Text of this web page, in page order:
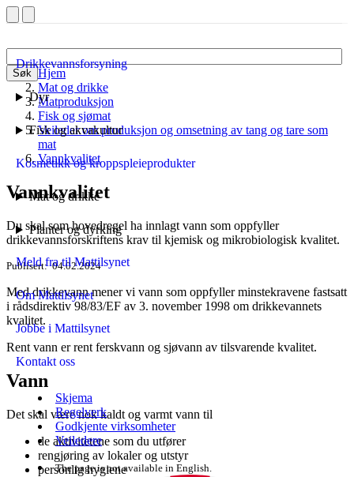
Søk
Drikkevannsforsyning
Dyr
Fisk og akvakultur
Kosmetikk og kroppspleieprodukter
Mat og drikke
Planter og dyrking
Meld fra til Mattilsynet
Om Mattilsynet
Jobbe i Mattilsynet
Kontakt oss
Skjema
Regelverk
Godkjente virksomheter
Veiledere
The page is not available in English.
Hjem
Mat og drikke
Matproduksjon
Fisk og sjømat
Veileder om produksjon og omsetning av tang og tare som
mat
Vannkvalitet
Vannkvalitet
Du skal som hovedregel ha innlagt vann som oppfyller
drikkevannsforskriftens krav til kjemisk og mikrobiologisk kvalitet.
Publisert 04.02.2024
Med drikkevann mener vi vann som oppfyller minstekravene fastsatt
i rådsdirektiv 98/83/EF av 3. november 1998 om drikkevannets
kvalitet.
Rent vann er rent ferskvann og sjøvann av tilsvarende kvalitet.
Vann
Det skal være nok kaldt og varmt vann til
de aktivitetene som du utfører
rengjøring av lokaler og utstyr
personlig hygiene